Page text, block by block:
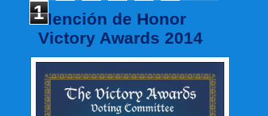
1Mención de Honor
Victory Awards 2014